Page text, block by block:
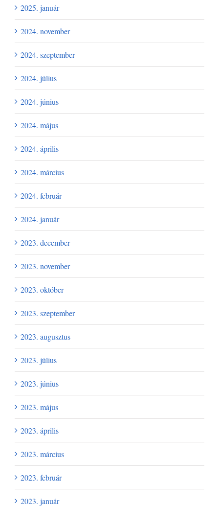
2025. január
2024. november
2024. szeptember
2024. július
2024. június
2024. május
2024. április
2024. március
2024. február
2024. január
2023. december
2023. november
2023. október
2023. szeptember
2023. augusztus
2023. július
2023. június
2023. május
2023. április
2023. március
2023. február
2023. január